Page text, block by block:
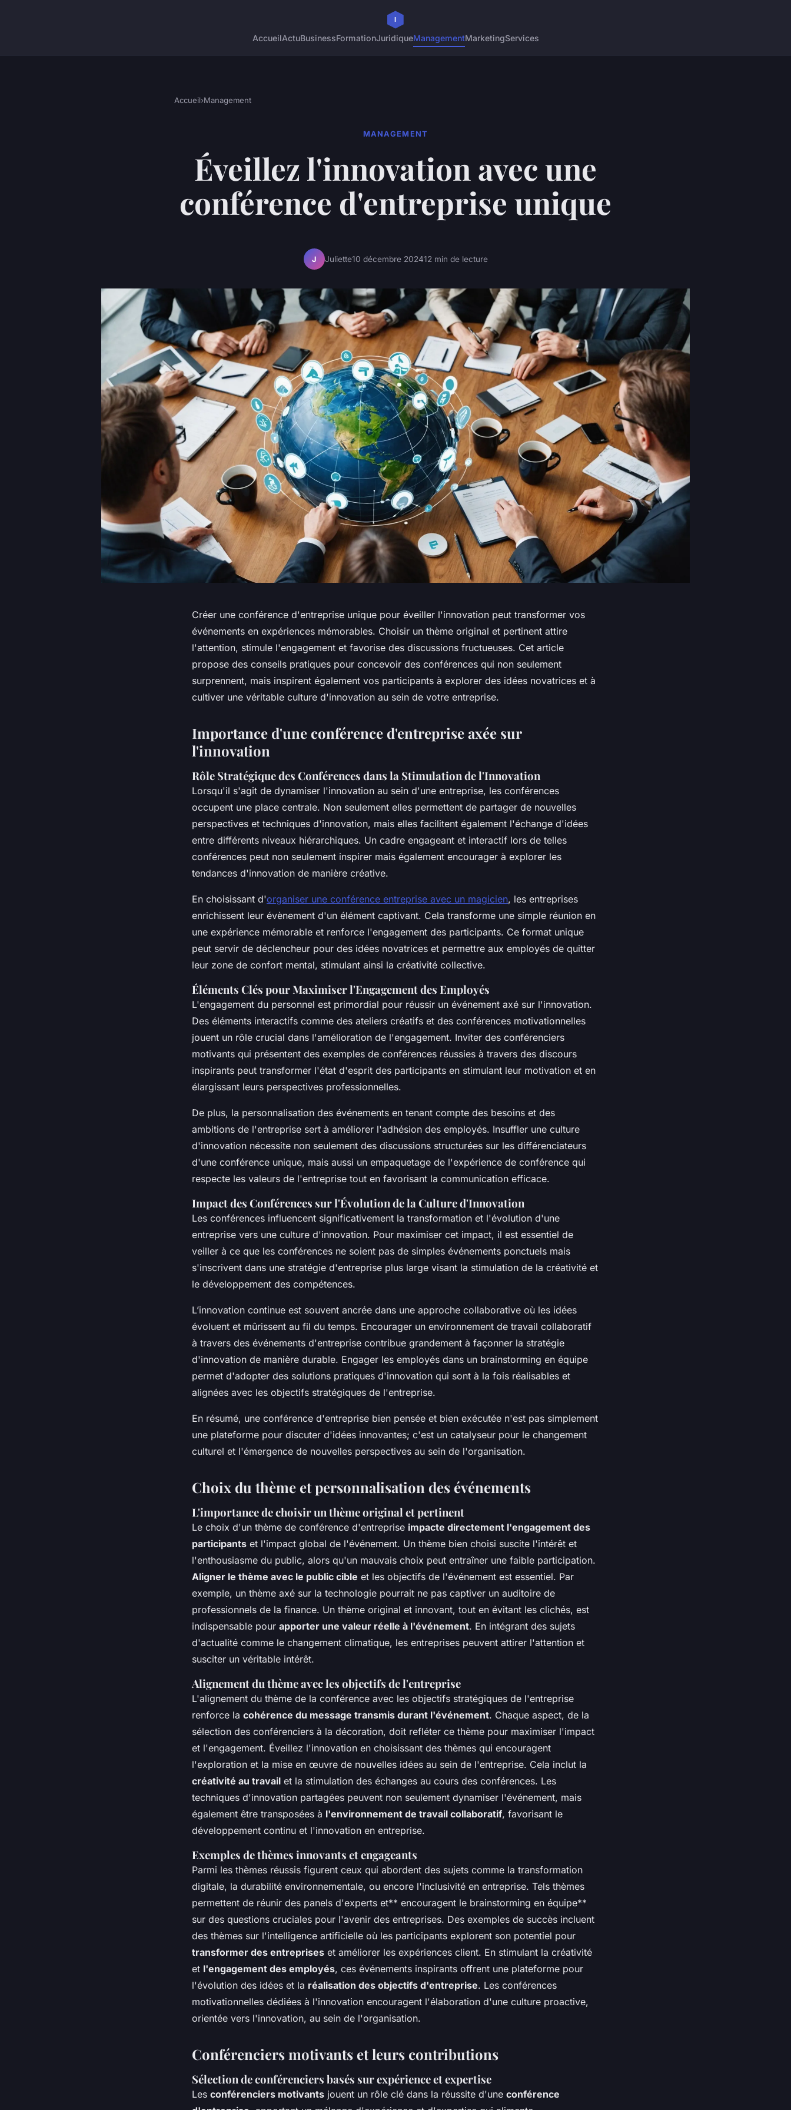
AccueilActuBusinessFormationJuridiqueManagementMarketingServices
Accueil›Management
MANAGEMENT
Éveillez l'innovation avec une
conférence d'entreprise unique
J Juliette10 décembre 202412 min de lecture
Créer une conférence d'entreprise unique pour éveiller l'innovation peut transformer vos
événements en expériences mémorables. Choisir un thème original et pertinent attire
l'attention, stimule l'engagement et favorise des discussions fructueuses. Cet article
propose des conseils pratiques pour concevoir des conférences qui non seulement
surprennent, mais inspirent également vos participants à explorer des idées novatrices et à
cultiver une véritable culture d'innovation au sein de votre entreprise.
Importance d'une conférence d'entreprise axée sur
l'innovation
Rôle Stratégique des Conférences dans la Stimulation de l'Innovation
Lorsqu'il s'agit de dynamiser l'innovation au sein d'une entreprise, les conférences
occupent une place centrale. Non seulement elles permettent de partager de nouvelles
perspectives et techniques d'innovation, mais elles facilitent également l'échange d'idées
entre différents niveaux hiérarchiques. Un cadre engageant et interactif lors de telles
conférences peut non seulement inspirer mais également encourager à explorer les
tendances d'innovation de manière créative.
En choisissant d'organiser une conférence entreprise avec un magicien, les entreprises
enrichissent leur évènement d'un élément captivant. Cela transforme une simple réunion en
une expérience mémorable et renforce l'engagement des participants. Ce format unique
peut servir de déclencheur pour des idées novatrices et permettre aux employés de quitter
leur zone de confort mental, stimulant ainsi la créativité collective.
Éléments Clés pour Maximiser l'Engagement des Employés
L'engagement du personnel est primordial pour réussir un événement axé sur l'innovation.
Des éléments interactifs comme des ateliers créatifs et des conférences motivationnelles
jouent un rôle crucial dans l'amélioration de l'engagement. Inviter des conférenciers
motivants qui présentent des exemples de conférences réussies à travers des discours
inspirants peut transformer l'état d'esprit des participants en stimulant leur motivation et en
élargissant leurs perspectives professionnelles.
De plus, la personnalisation des événements en tenant compte des besoins et des
ambitions de l'entreprise sert à améliorer l'adhésion des employés. Insuffler une culture
d'innovation nécessite non seulement des discussions structurées sur les différenciateurs
d'une conférence unique, mais aussi un empaquetage de l'expérience de conférence qui
respecte les valeurs de l'entreprise tout en favorisant la communication efficace.
Impact des Conférences sur l'Évolution de la Culture d'Innovation
Les conférences influencent significativement la transformation et l'évolution d'une
entreprise vers une culture d'innovation. Pour maximiser cet impact, il est essentiel de
veiller à ce que les conférences ne soient pas de simples événements ponctuels mais
s'inscrivent dans une stratégie d'entreprise plus large visant la stimulation de la créativité et
le développement des compétences.
L’innovation continue est souvent ancrée dans une approche collaborative où les idées
évoluent et mûrissent au fil du temps. Encourager un environnement de travail collaboratif
à travers des événements d'entreprise contribue grandement à façonner la stratégie
d'innovation de manière durable. Engager les employés dans un brainstorming en équipe
permet d'adopter des solutions pratiques d'innovation qui sont à la fois réalisables et
alignées avec les objectifs stratégiques de l'entreprise.
En résumé, une conférence d'entreprise bien pensée et bien exécutée n'est pas simplement
une plateforme pour discuter d'idées innovantes; c'est un catalyseur pour le changement
culturel et l'émergence de nouvelles perspectives au sein de l'organisation.
Choix du thème et personnalisation des événements
L'importance de choisir un thème original et pertinent
Le choix d'un thème de conférence d'entreprise impacte directement l'engagement des
participants et l'impact global de l'événement. Un thème bien choisi suscite l'intérêt et
l'enthousiasme du public, alors qu'un mauvais choix peut entraîner une faible participation.
Aligner le thème avec le public cible et les objectifs de l'événement est essentiel. Par
exemple, un thème axé sur la technologie pourrait ne pas captiver un auditoire de
professionnels de la finance. Un thème original et innovant, tout en évitant les clichés, est
indispensable pour apporter une valeur réelle à l'événement. En intégrant des sujets
d'actualité comme le changement climatique, les entreprises peuvent attirer l'attention et
susciter un véritable intérêt.
Alignement du thème avec les objectifs de l'entreprise
L'alignement du thème de la conférence avec les objectifs stratégiques de l'entreprise
renforce la cohérence du message transmis durant l'événement. Chaque aspect, de la
sélection des conférenciers à la décoration, doit refléter ce thème pour maximiser l'impact
et l'engagement. Éveillez l'innovation en choisissant des thèmes qui encouragent
l'exploration et la mise en œuvre de nouvelles idées au sein de l'entreprise. Cela inclut la
créativité au travail et la stimulation des échanges au cours des conférences. Les
techniques d'innovation partagées peuvent non seulement dynamiser l'événement, mais
également être transposées à l'environnement de travail collaboratif, favorisant le
développement continu et l'innovation en entreprise.
Exemples de thèmes innovants et engageants
Parmi les thèmes réussis figurent ceux qui abordent des sujets comme la transformation
digitale, la durabilité environnementale, ou encore l'inclusivité en entreprise. Tels thèmes
permettent de réunir des panels d'experts et** encouragent le brainstorming en équipe**
sur des questions cruciales pour l'avenir des entreprises. Des exemples de succès incluent
des thèmes sur l'intelligence artificielle où les participants explorent son potentiel pour
transformer des entreprises et améliorer les expériences client. En stimulant la créativité
et l'engagement des employés, ces événements inspirants offrent une plateforme pour
l'évolution des idées et la réalisation des objectifs d'entreprise. Les conférences
motivationnelles dédiées à l'innovation encouragent l'élaboration d'une culture proactive,
orientée vers l'innovation, au sein de l'organisation.
Conférenciers motivants et leurs contributions
Sélection de conférenciers basés sur expérience et expertise
Les conférenciers motivants jouent un rôle clé dans la réussite d'une conférence